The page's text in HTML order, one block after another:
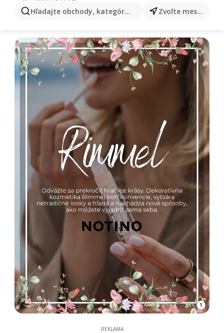
Hľadajte obchody, kategórie, produkty... Zvoľte mesto
1
REKLAMA